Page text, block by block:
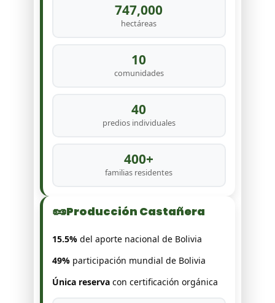
747,000
hectáreas
10
comunidades
40
predios individuales
400+
familias residentes
🥜Producción Castañera
15.5%del aporte nacional de Bolivia
49%participación mundial de Bolivia
Única reservacon certificación orgánica